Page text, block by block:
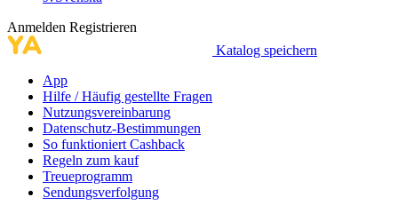
Anmelden Registrieren
Katalog speichern
App
Hilfe / Häufig gestellte Fragen
Nutzungsvereinbarung
Datenschutz-Bestimmungen
So funktioniert Cashback
Regeln zum kauf
Treueprogramm
Sendungsverfolgung